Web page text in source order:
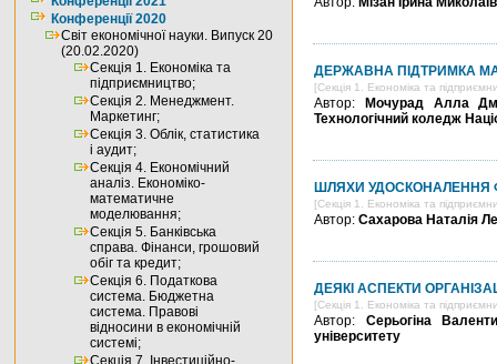
Конференції 2020
Світ економічної науки. Випуск 20
(20.02.2020)
Секція 1. Економіка та
підприємництво;
Секція 2. Менеджмент.
Маркетинг;
Секція 3. Облік, статистика
і аудит;
Секція 4. Економічний
аналіз. Економіко-
математичне
моделювання;
Секція 5. Банківська
справа. Фінанси, грошовий
обіг та кредит;
Секція 6. Податкова
система. Бюджетна
система. Правові
відносини в економічній
системі;
Секція 7. Інвестиційно-
ДЕРЖАВНА ПІДТРИМКА
[Секція 1. Економіка та
Автор:
Мочурад Алла
Технологічний коледж
ШЛЯХИ УДОСКОНАЛЕННЯ
[Секція 1. Економіка та
Автор: Сахарова Наталія
ДЕЯКІ АСПЕКТИ
[Секція 1. Економіка та
Автор: Серьогіна
університету